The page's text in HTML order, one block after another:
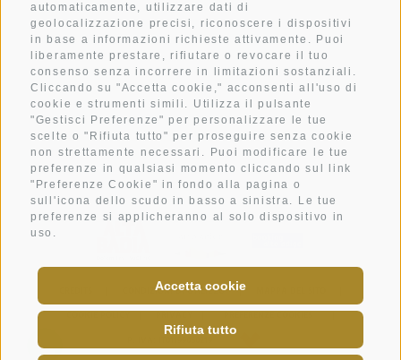
automaticamente, utilizzare dati di
geolocalizzazione precisi, riconoscere i dispositivi
in base a informazioni richieste attivamente. Puoi
liberamente prestare, rifiutare o revocare il tuo
consenso senza incorrere in limitazioni sostanziali.
Cliccando su "Accetta cookie," acconsenti all'uso di
cookie e strumenti simili. Utilizza il pulsante
"Gestisci Preferenze" per personalizzare le tue
scelte o "Rifiuta tutto" per proseguire senza cookie
non strettamente necessari. Puoi modificare le tue
preferenze in qualsiasi momento cliccando sul link
"Preferenze Cookie" in fondo alla pagina o
sull'icona dello scudo in basso a sinistra. Le tue
preferenze si applicheranno al solo dispositivo in
uso.
Accetta cookie
Rifiuta tutto
CAMERE
GIOIE DEL PALATO
WELLNESS
ATTIVITÀ
METEO
IMMAGINI
CONDIZIONI DI UTILIZZO |
COOKIE POLICY
| PRIVACY | PREFERENZE COOKIES
|